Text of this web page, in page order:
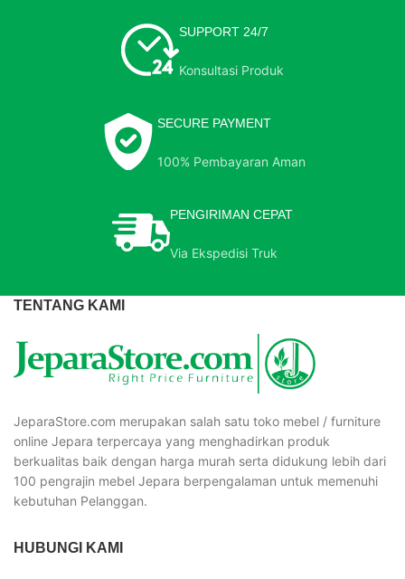
SUPPORT 24/7
Konsultasi Produk
SECURE PAYMENT
100% Pembayaran Aman
PENGIRIMAN CEPAT
Via Ekspedisi Truk
TENTANG KAMI
JeparaStore.com merupakan salah satu toko mebel / furniture
online Jepara terpercaya yang menghadirkan produk
berkualitas baik dengan harga murah serta didukung lebih dari
100 pengrajin mebel Jepara berpengalaman untuk memenuhi
kebutuhan Pelanggan.
HUBUNGI KAMI